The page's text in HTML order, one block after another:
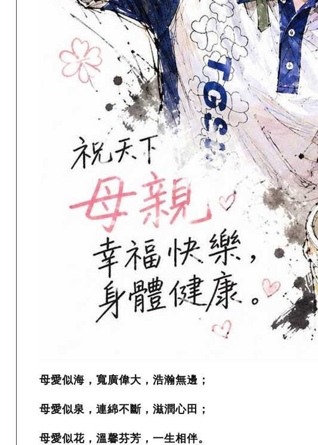
母愛似海，寬廣偉大，浩瀚無邊；
母愛似泉，連綿不斷，滋潤心田；
母愛似花，溫馨芬芳，一生相伴。